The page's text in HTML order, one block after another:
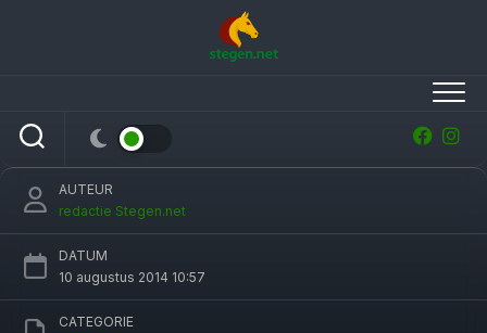
Marjan Hooge en Jive: Drentse dressuurtitel
met hindernissen
AUTEUR
redactie Stegen.net
DATUM
10 augustus 2014 10:57
CATEGORIE